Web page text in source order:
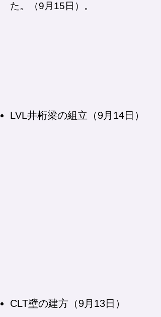
た。（9月15日）。
​LVL井桁梁の組立（9月14日）
CLT壁の建方（9月13日）